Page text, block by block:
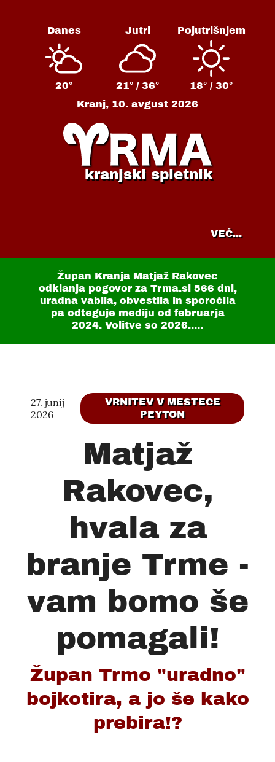
Danes
20°
Jutri
21° / 36°
Pojutrišnjem
18° / 30°
Kranj, 10. avgust 2026
kranjski spletnik
VEČ...
Župan Kranja Matjaž Rakovec
odklanja pogovor za Trma.si 566 dni,
uradna vabila, obvestila in sporočila
pa odteguje mediju od februarja
2024. Volitve so 2026.....
27. junij
2026
VRNITEV V MESTECE
PEYTON
Matjaž
Rakovec,
hvala za
branje Trme -
vam bomo še
pomagali!
Župan Trmo "uradno"
bojkotira, a jo še kako
prebira!?